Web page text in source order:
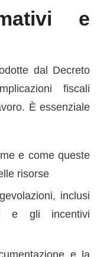
e
dal Decreto
ﬁscali
È essenziale
e come queste
risorse
inclusi
e gli incentivi
e la